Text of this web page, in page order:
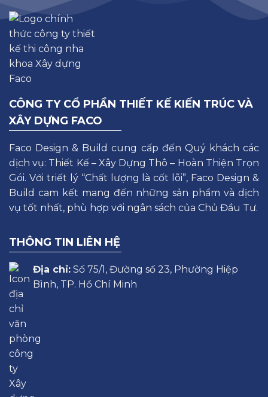
CÔNG TY CỔ PHẦN THIẾT KẾ KIẾN TRÚC VÀ
XÂY DỰNG FACO
Faco Design & Build cung cấp đến Quý khách các
dịch vụ: Thiết Kế – Xây Dựng Thô – Hoàn Thiện Trọn
Gói. Với triết lý “Chất lượng là cốt lõi”, Faco Design &
Build cam kết mang đến những sản phẩm và dịch
vụ tốt nhất, phù hợp với ngân sách của Chủ Đầu Tư.
THÔNG TIN LIÊN HỆ
Địa chỉ: Số 75/1, Đường số 23, Phường Hiệp
Bình, TP. Hồ Chí Minh